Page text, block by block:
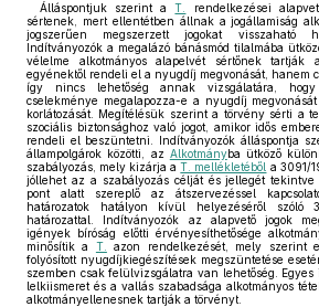
Álláspontjuk szerint aT.
rendelkezései
sértenek, mert ellentétben állnak a jogállamiság
jogszerűen megszerzett jogokat visszaható
Indítványozók a megalázó bánásmód tilalmába
vélelme alkotmányos alapelvét sértőnek
egyénektől rendeli el a nyugdíj megvonását, hanem
így nincs lehetőség annak vizsgálatára, hogy
cselekménye megalapozza-e a nyugdíj
korlátozását. Megítélésük szerint a törvény sérti a
szociális biztonsághoz való jogot, amikor idős
rendeli el beszüntetni. Indítványozók álláspontja
állampolgárok közötti, az Alkotmányba ütköző
szabályozás, mely kizárja aT. mellékletéből a 3091/
jóllehet az a szabályozás célját és jellegét tekintve
pont alatt szereplő az átszervezéssel
határozatok hatályon kívül helyezéséről
határozattal. Indítványozók az alapvető jogok
igények bíróság előtti érvényesíthetősége
minősítik a T.
azon rendelkezését, mely szerint
folyósított nyugdíjkiegészítések megszüntetése
szemben csak felülvizsgálatra van lehetőség. Egyes
lelkiismeret és a vallás szabadsága alkotmányos
alkotmányellenesnek tartják a törvényt.